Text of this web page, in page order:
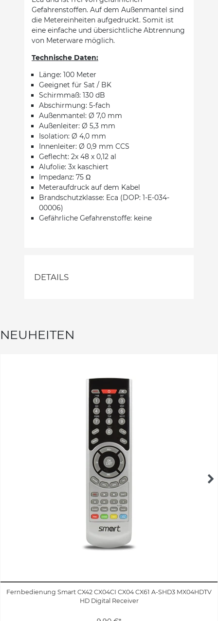
Gefahrenstoffen. Auf dem Außenmantel sind
die Metereinheiten aufgedruckt. Somit ist
eine einfache und übersichtliche Abtrennung
von Meterware möglich.
Technische Daten:
Länge: 100 Meter
Geeignet für Sat / BK
Schirmmaß: 130 dB
Abschirmung: 5-fach
Außenmantel: Ø 7,0 mm
Außenleiter: Ø 5,3 mm
Isolation: Ø 4,0 mm
Innenleiter: Ø 0,9 mm CCS
Geflecht: 2x 48 x 0,12 al
Alufolie: 3x kaschiert
Impedanz: 75 Ω
Meteraufdruck auf dem Kabel
Brandschutzklasse: Eca (DOP: 1-E-034-
00006)
Gefährliche Gefahrenstoffe: keine
DETAILS
NEUHEITEN
Fernbedienung Smart CX42 CX04CI CX04 CX61 A-SHD3 MX04HDTV
HD Digital Receiver